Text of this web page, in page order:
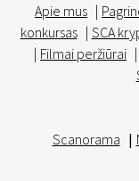
Apie mus |
konkursas | SCA
| Filmai peržiūrai |
Scanorama |